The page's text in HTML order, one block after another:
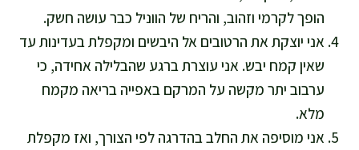
הופך לקרמי וזהוב, והריח של הווניל כבר עושה חשק.
אני יוצקת את הרטובים אל היבשים ומקפלת בעדינות עד
שאין קמח יבש. אני עוצרת ברגע שהבלילה אחידה, כי
ערבוב יתר מקשה על המרקם באפייה בריאה מקמח
מלא.
אני מוסיפה את החלב בהדרגה לפי הצורך, ואז מקפלת